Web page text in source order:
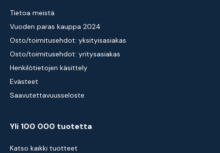
Tietoa meistä
Vuoden paras kauppa 2024
Osto/toimitusehdot: yksityisasiakas
Osto/toimitusehdot: yritysasiakas
Henkilötietojen käsittely
Evästeet
Saavutettavuusseloste
Yli 100 000 tuotetta
Katso kaikki tuotteet